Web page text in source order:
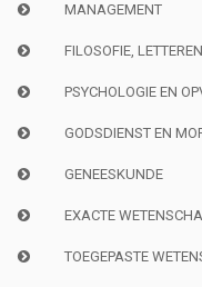
MANAGEMENT
FILOSOFIE,
PSYCHOLOGIE EN
GODSDIENST EN
GENEESKUNDE
EXACTE
TOEGEPASTE